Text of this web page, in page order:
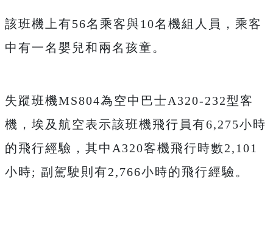
該班機上有56名乘客與10名機組人員，乘客
中有一名嬰兒和兩名孩童。
失蹤班機MS804為空中巴士A320-232型客
機，埃及航空表示該班機飛行員有6,275小時
的飛行經驗，其中A320客機飛行時數2,101
小時; 副駕駛則有2,766小時的飛行經驗。